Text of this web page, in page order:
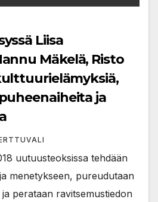
Liisa
Mäkelä, Risto
ja
uutuusteoksissa tehdään
menetykseen, pureudutaan
perataan ravitsemustiedon